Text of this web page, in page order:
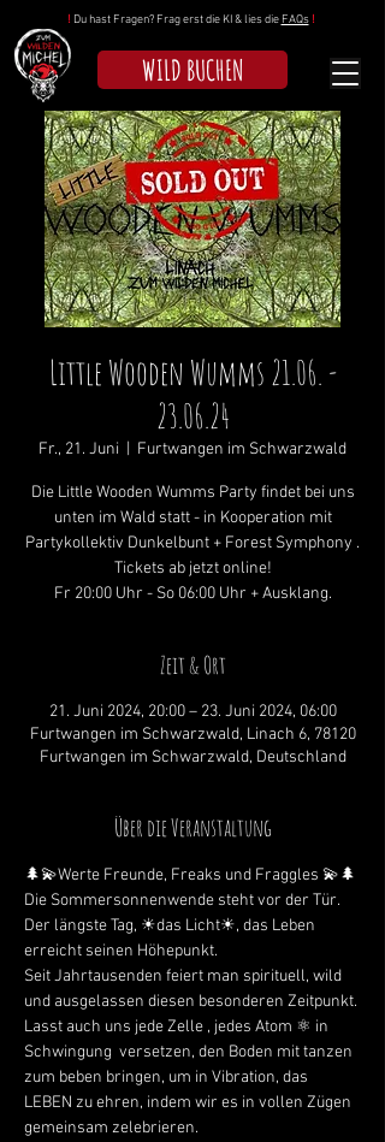
! Du hast Fragen? Frag erst die KI & lies die FAQs !
WILD BUCHEN
Little Wooden Wumms 21.06. -
23.06.24
Fr., 21. Juni Furtwangen im Schwarzwald
Die Little Wooden Wumms Party findet bei uns
unten im Wald statt - in Kooperation mit
Partykollektiv Dunkelbunt + Forest Symphony .
Tickets ab jetzt online!
Fr 20:00 Uhr - So 06:00 Uhr + Ausklang.
Zeit & Ort
21. Juni 2024, 20:00 – 23. Juni 2024, 06:00
Furtwangen im Schwarzwald, Linach 6, 78120
Furtwangen im Schwarzwald, Deutschland
Über die Veranstaltung
🌲💫Werte Freunde, Freaks und Fraggles 💫🌲
Die Sommersonnenwende steht vor der Tür.
Der längste Tag, ☀das Licht☀, das Leben
erreicht seinen Höhepunkt.
Seit Jahrtausenden feiert man spirituell, wild
und ausgelassen diesen besonderen Zeitpunkt.
Lasst auch uns jede Zelle , jedes Atom ⚛ in
Schwingung  versetzen, den Boden mit tanzen
zum beben bringen, um in Vibration, das
LEBEN zu ehren, indem wir es in vollen Zügen
gemeinsam zelebrieren.